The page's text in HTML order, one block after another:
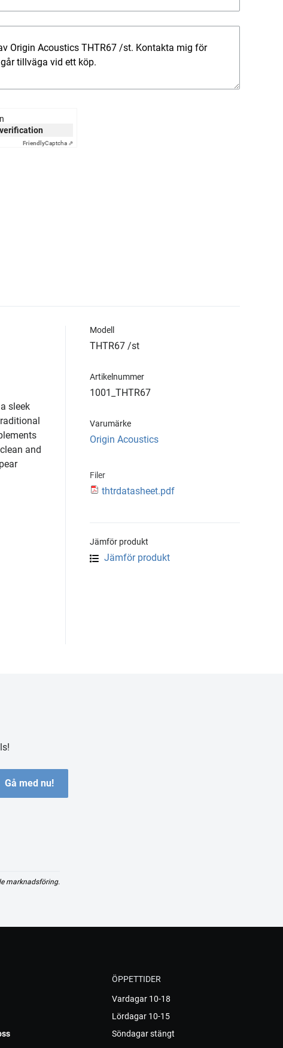
FriendlyCaptcha ⇗
sleek
and
Modell
THTR67 /st
Artikelnummer
1001_THTR67
Varumärke
Origin Acoustics
Filer
thtrdatasheet.pdf
Jämför produkt
Jämför produkt
Gå med nu!
marknadsföring.
ÖPPETTIDER
Vardagar 10-18
Lördagar 10-15
Söndagar stängt